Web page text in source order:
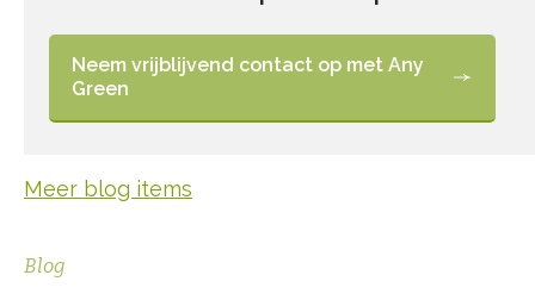
Neem vrijblijvend contact op met Any
Green
Meer blog items
Blog